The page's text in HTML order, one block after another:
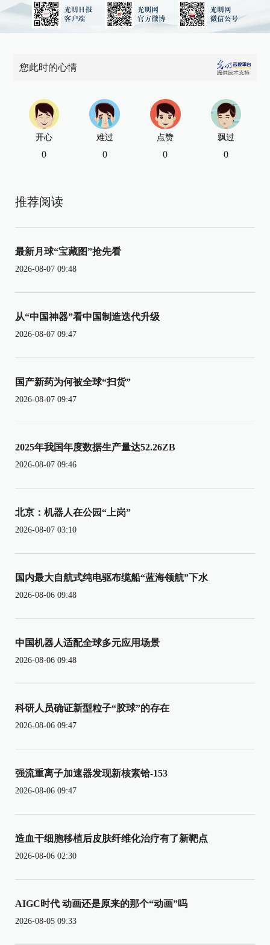
您此时的心情
开心
0
难过
0
点赞
0
飘过
0
推荐阅读
最新月球“宝藏图”抢先看
2026-08-07 09:48
从“中国神器”看中国制造迭代升级
2026-08-07 09:47
国产新药为何被全球“扫货”
2026-08-07 09:47
2025年我国年度数据生产量达52.26ZB
2026-08-07 09:46
北京：机器人在公园“上岗”
2026-08-07 03:10
国内最大自航式纯电驱布缆船“蓝海领航”下水
2026-08-06 09:48
中国机器人适配全球多元应用场景
2026-08-06 09:48
科研人员确证新型粒子“胶球”的存在
2026-08-06 09:47
强流重离子加速器发现新核素铪-153
2026-08-06 09:47
造血干细胞移植后皮肤纤维化治疗有了新靶点
2026-08-06 02:30
AIGC时代 动画还是原来的那个“动画”吗
2026-08-05 09:33